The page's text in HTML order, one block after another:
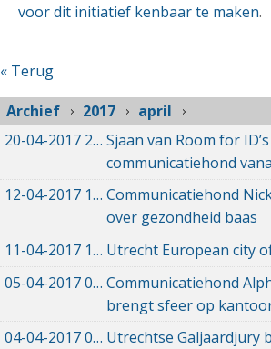
voor dit initiatief kenbaar te maken.
« Terug
Archief
2017
april
20-04-2017 20-04-2017 08:51
Sjaan van Room for
communicatiehond
12-04-2017 12-04-2017 23:19
Communicatiehond
over gezondheid baas
11-04-2017 11-04-2017 19:49
Utrecht European city
05-04-201705-04-2017 23:30
Communicatiehond
brengt sfeer op
04-04-201704-04-2017 12:18
Utrechtse Galjaardjury